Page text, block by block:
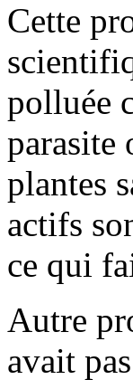
Cette
polluée
parasite
plantes
actifs
ce qui
Autre
avait